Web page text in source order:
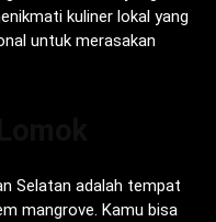
kuliner lokal yang
untuk merasakan
Selatan adalah tempat
mangrove. Kamu bisa